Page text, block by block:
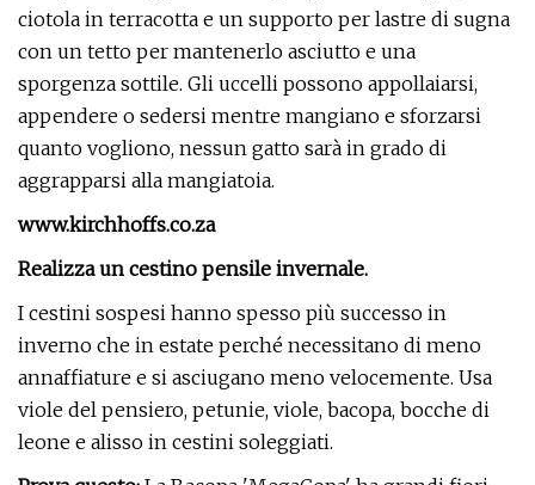
ciotola in terracotta e un supporto per lastre di sugna
con un tetto per mantenerlo asciutto e una
sporgenza sottile. Gli uccelli possono appollaiarsi,
appendere o sedersi mentre mangiano e sforzarsi
quanto vogliono, nessun gatto sarà in grado di
aggrapparsi alla mangiatoia.
www.kirchhoffs.co.za
Realizza un cestino pensile invernale.
I cestini sospesi hanno spesso più successo in
inverno che in estate perché necessitano di meno
annaffiature e si asciugano meno velocemente. Usa
viole del pensiero, petunie, viole, bacopa, bocche di
leone e alisso in cestini soleggiati.